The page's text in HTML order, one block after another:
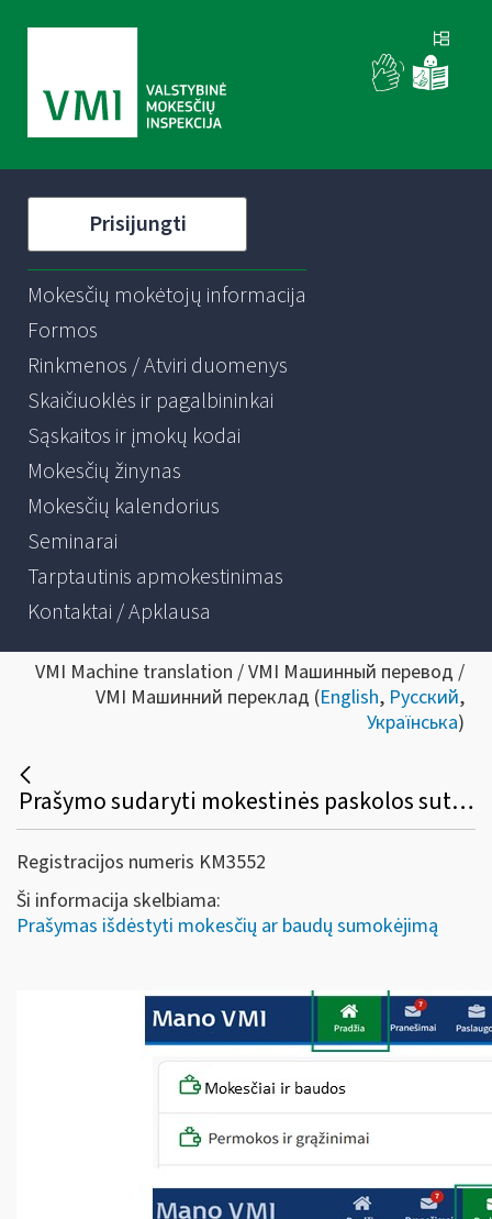
Prisijungti
Mokesčių mokėtojų informacija
Formos
Rinkmenos / Atviri duomenys
Skaičiuoklės ir pagalbininkai
Sąskaitos ir įmokų kodai
Mokesčių žinynas
Mokesčių kalendorius
Seminarai
Tarptautinis apmokestinimas
Kontaktai / Apklausa
VMI Machine translation / VMI Машинный перевод /
VMI Машинний переклад (English, Русский,
Українська)
Prašymo sudaryti mokestinės paskolos sutartį (MPS) pateikimas per Mano VMI
Registracijos numeris KM3552
Ši informacija skelbiama:
Prašymas išdėstyti mokesčių ar baudų sumokėjimą